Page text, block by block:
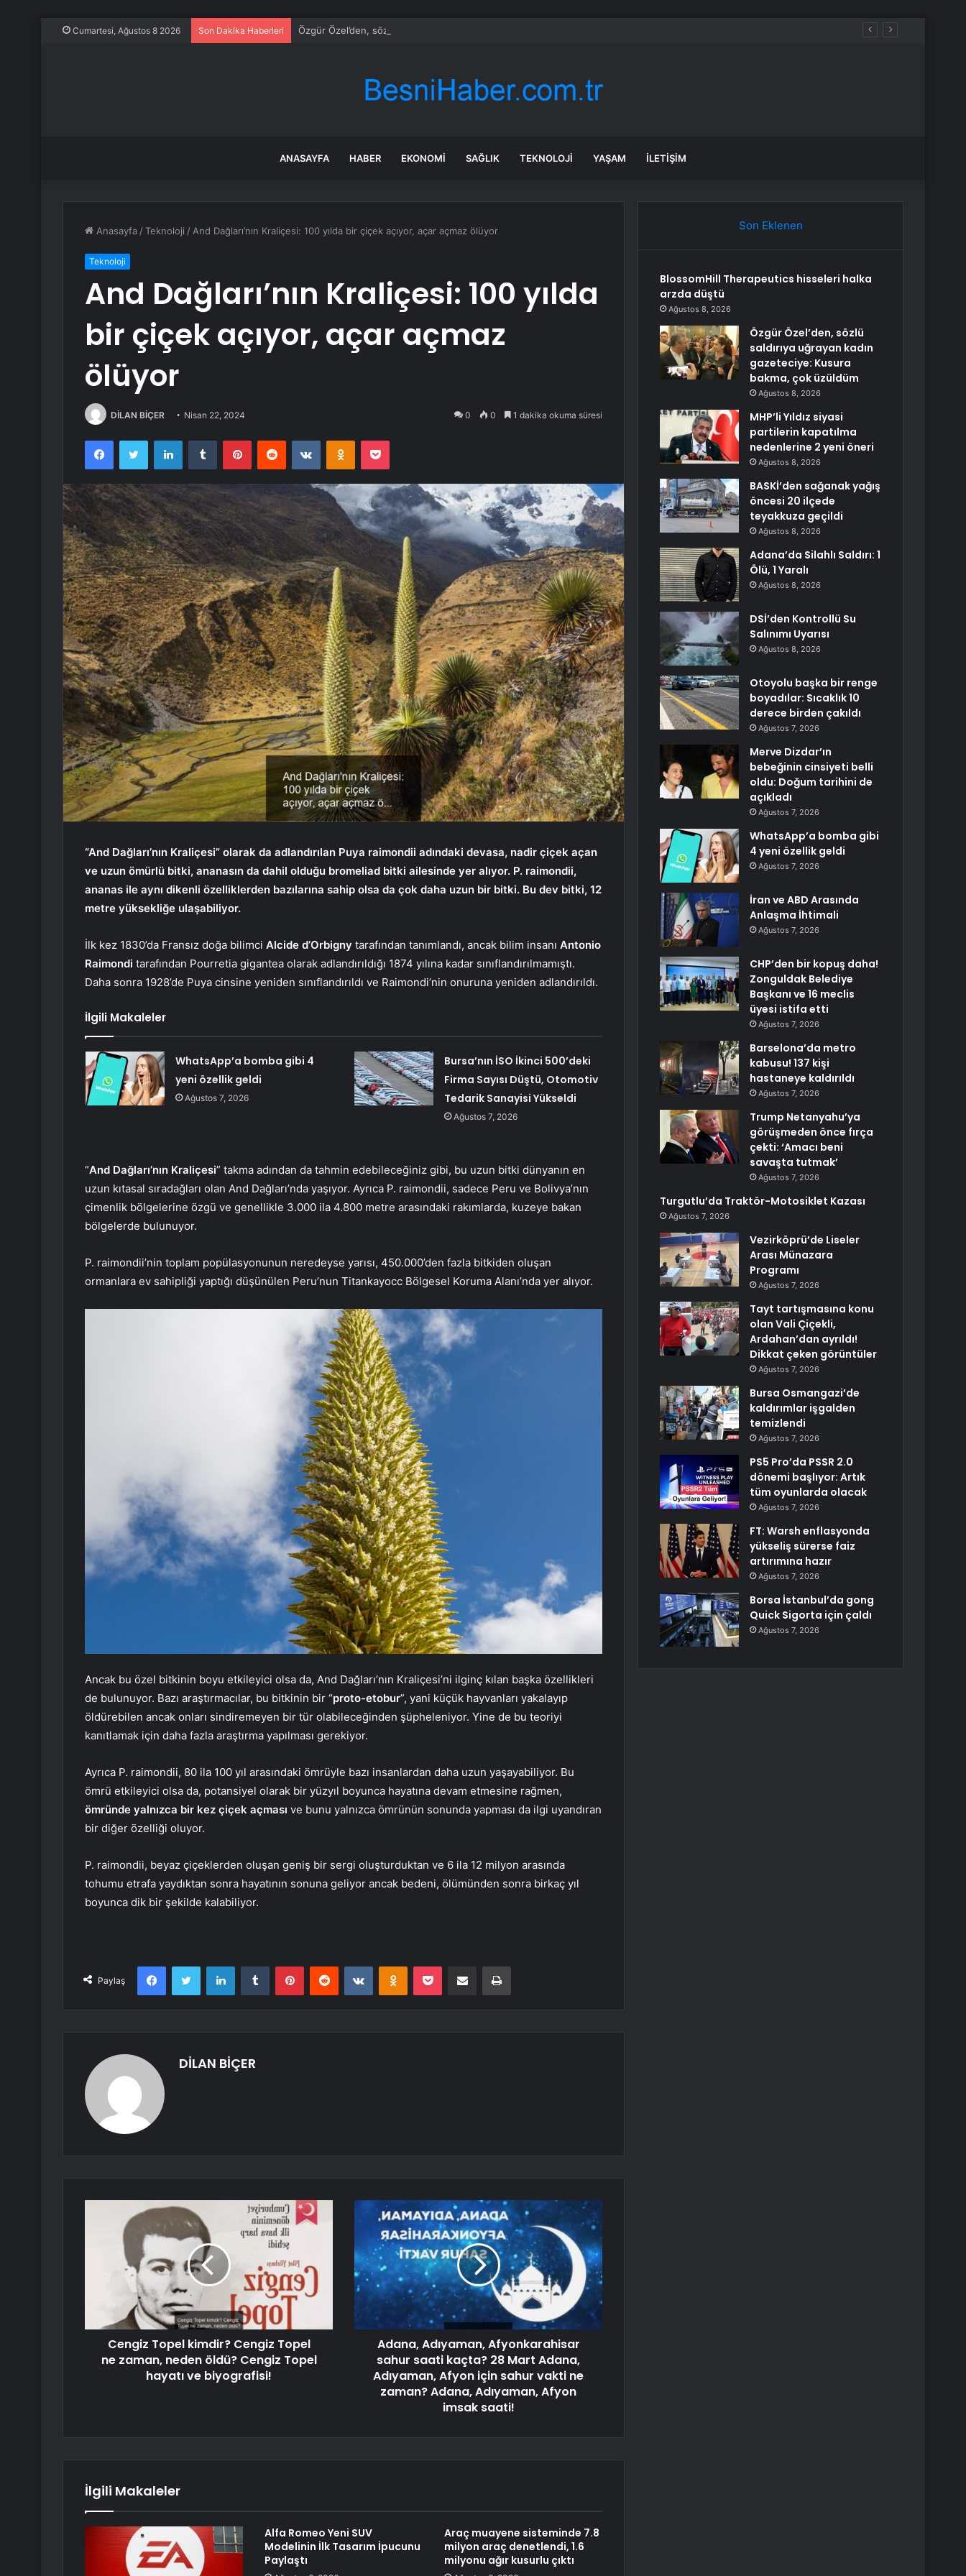
Cumartesi, Ağustos 8 2026 Son Dakika Haberleri Özgür Özel’den, sözlü saldırıya uğrayan kadın gazeteciye: Kusura bakma, çok üzüldüm
ANASAYFA HABER EKONOMI SAĞLIK TEKNOLOJI YAŞAM İLETIŞIM
Anasayfa /Teknoloji / And Dağları’nın Kraliçesi: 100 yılda bir çiçek açıyor, açar açmaz ölüyor
Teknoloji
And Dağları’nın Kraliçesi: 100 yılda
bir çiçek açıyor, açar açmaz
ölüyor
DİLAN BİÇER Nisan 22, 2024 0 0 1 dakika okuma süresi
FacebookTwitter LinkedInTumblr PinterestReddit VKontakteOdnoklassniki
Pocket
“And Dağları’nın Kraliçesi” olarak da adlandırılan Puya raimondii adındaki devasa, nadir çiçek açan
ve uzun ömürlü bitki, ananasın da dahil olduğu bromeliad bitki ailesinde yer alıyor. P. raimondii,
ananas ile aynı dikenli özelliklerden bazılarına sahip olsa da çok daha uzun bir bitki. Bu dev bitki, 12
metre yüksekliğe ulaşabiliyor.
İlk kez 1830’da Fransız doğa bilimci Alcide d’Orbigny tarafından tanımlandı, ancak bilim insanı Antonio
Raimondi tarafından Pourretia gigantea olarak adlandırıldığı 1874 yılına kadar sınıflandırılmamıştı.
Daha sonra 1928’de Puya cinsine yeniden sınıflandırıldı ve Raimondi’nin onuruna yeniden adlandırıldı.
İlgili Makaleler
WhatsApp’a bomba gibi 4
yeni özellik geldi
Ağustos 7, 2026
Bursa’nın İSO İkinci 500’deki
Firma Sayısı Düştü, Otomotiv
Tedarik Sanayisi Yükseldi
Ağustos 7, 2026
“And Dağları’nın Kraliçesi” takma adından da tahmin edebileceğiniz gibi, bu uzun bitki dünyanın en
uzun kıtasal sıradağları olan And Dağları’nda yaşıyor. Ayrıca P. raimondii, sadece Peru ve Bolivya’nın
çimenlik bölgelerine özgü ve genellikle 3.000 ila 4.800 metre arasındaki rakımlarda, kuzeye bakan
bölgelerde bulunuyor.
P. raimondii’nin toplam popülasyonunun neredeyse yarısı, 450.000’den fazla bitkiden oluşan
ormanlara ev sahipliği yaptığı düşünülen Peru’nun Titankayocc Bölgesel Koruma Alanı’nda yer alıyor.
Ancak bu özel bitkinin boyu etkileyici olsa da, And Dağları’nın Kraliçesi’ni ilginç kılan başka özellikleri
de bulunuyor. Bazı araştırmacılar, bu bitkinin bir “proto-etobur”, yani küçük hayvanları yakalayıp
öldürebilen ancak onları sindiremeyen bir tür olabileceğinden şüpheleniyor. Yine de bu teoriyi
kanıtlamak için daha fazla araştırma yapılması gerekiyor.
Ayrıca P. raimondii, 80 ila 100 yıl arasındaki ömrüyle bazı insanlardan daha uzun yaşayabiliyor. Bu
ömrü etkileyici olsa da, potansiyel olarak bir yüzyıl boyunca hayatına devam etmesine rağmen,
ömründe yalnızca bir kez çiçek açması ve bunu yalnızca ömrünün sonunda yapması da ilgi uyandıran
bir diğer özelliği oluyor.
P. raimondii, beyaz çiçeklerden oluşan geniş bir sergi oluşturduktan ve 6 ila 12 milyon arasında
tohumu etrafa yaydıktan sonra hayatının sonuna geliyor ancak bedeni, ölümünden sonra birkaç yıl
boyunca dik bir şekilde kalabiliyor.
Paylaş
FacebookTwitter LinkedInTumblr PinterestReddit VKontakteOdnoklassniki
Pocket E-Posta ile paylaş Yazdır
DİLAN BİÇER
Cengiz Topel kimdir? Cengiz Topel
ne zaman, neden öldü? Cengiz Topel
hayatı ve biyografisi!
Adana, Adıyaman, Afyonkarahisar
sahur saati kaçta? 28 Mart Adana,
Adıyaman, Afyon için sahur vakti ne
zaman? Adana, Adıyaman, Afyon
imsak saati!
İlgili Makaleler
Alfa Romeo Yeni SUV
Modelinin İlk Tasarım İpucunu
Paylaştı
Araç muayene sisteminde 7.8
milyon araç denetlendi, 1.6
milyonu ağır kusurlu çıktı
Son Eklenen
BlossomHill Therapeutics hisseleri halka
arzda düştü
Ağustos 8, 2026
Özgür Özel’den, sözlü
saldırıya uğrayan kadın
gazeteciye: Kusura
bakma, çok üzüldüm
Ağustos 8, 2026
MHP’li Yıldız siyasi
partilerin kapatılma
nedenlerine 2 yeni öneri
Ağustos 8, 2026
BASKİ’den sağanak yağış
öncesi 20 ilçede
teyakkuza geçildi
Ağustos 8, 2026
Adana’da Silahlı Saldırı: 1
Ölü, 1 Yaralı
Ağustos 8, 2026
DSİ’den Kontrollü Su
Salınımı Uyarısı
Ağustos 8, 2026
Otoyolu başka bir renge
boyadılar: Sıcaklık 10
derece birden çakıldı
Ağustos 7, 2026
Merve Dizdar’ın
bebeğinin cinsiyeti belli
oldu: Doğum tarihini de
açıkladı
Ağustos 7, 2026
WhatsApp’a bomba gibi
4 yeni özellik geldi
Ağustos 7, 2026
İran ve ABD Arasında
Anlaşma İhtimali
Ağustos 7, 2026
CHP’den bir kopuş daha!
Zonguldak Belediye
Başkanı ve 16 meclis
üyesi istifa etti
Ağustos 7, 2026
Barselona’da metro
kabusu! 137 kişi
hastaneye kaldırıldı
Ağustos 7, 2026
Trump Netanyahu’ya
görüşmeden önce fırça
çekti: ‘Amacı beni
savaşta tutmak’
Ağustos 7, 2026
Turgutlu’da Traktör-Motosiklet Kazası
Ağustos 7, 2026
Vezirköprü’de Liseler
Arası Münazara
Programı
Ağustos 7, 2026
Tayt tartışmasına konu
olan Vali Çiçekli,
Ardahan’dan ayrıldı!
Dikkat çeken görüntüler
Ağustos 7, 2026
Bursa Osmangazi’de
kaldırımlar işgalden
temizlendi
Ağustos 7, 2026
PS5 Pro’da PSSR 2.0
dönemi başlıyor: Artık
tüm oyunlarda olacak
Ağustos 7, 2026
FT: Warsh enflasyonda
yükseliş sürerse faiz
artırımına hazır
Ağustos 7, 2026
Borsa İstanbul’da gong
Quick Sigorta için çaldı
Ağustos 7, 2026